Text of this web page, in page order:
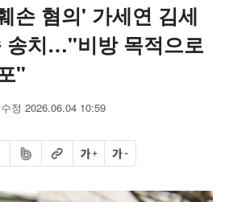
손 혐의' 가세연 김세
송치…"비방 목적으로
"
수정 2026.06.04 10:59
하기
하기
버 공유하기
밴드 공유하기
URL복사글자 크게글자 작게